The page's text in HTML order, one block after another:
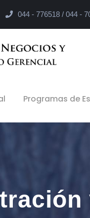
044 - 776518 / 044 -
Programas de